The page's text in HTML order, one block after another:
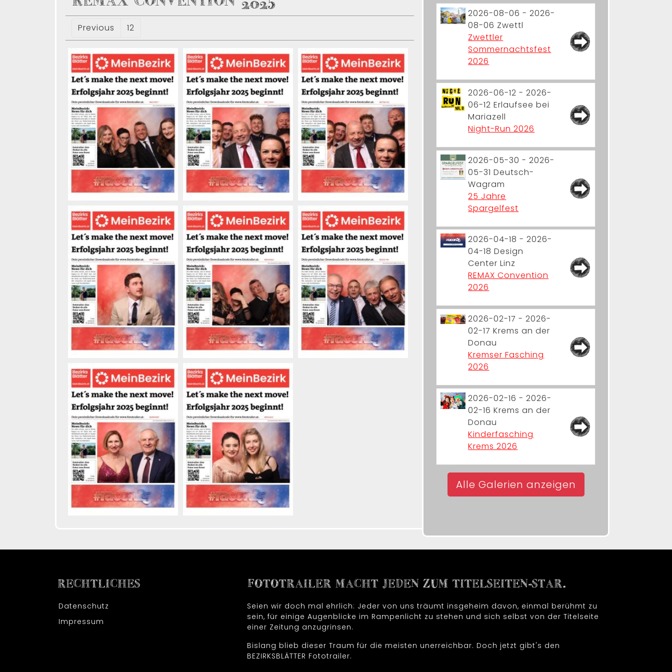
Previous 12
2026-08-06 - 2026-
08-06 Zwettl
Zwettler
Sommernachtsfest
2026
2026-06-12 - 2026-
06-12 Erlaufsee bei
Mariazell
Night-Run 2026
2026-05-30 - 2026-
05-31 Deutsch-
Wagram
25 Jahre
Spargelfest
2026-04-18 - 2026-
04-18 Design
Center Linz
REMAX Convention
2026
2026-02-17 - 2026-
02-17 Krems an der
Donau
Kremser Fasching
2026
2026-02-16 - 2026-
02-16 Krems an der
Donau
Kinderfasching
Krems 2026
Alle Galerien anzeigen
RECHTLICHES
Datenschutz
Impressum
FOTOTRAILER MACHT JEDEN ZUM TITELSEITEN-STAR.
Seien wir doch mal ehrlich: Jeder von uns träumt insgeheim davon, einmal berühmt zu
sein, für einige Augenblicke im Rampenlicht zu stehen und sich selbst von der Titelseite
einer Zeitung anzugrinsen.
Bislang blieb dieser Traum für die meisten unerreichbar. Doch jetzt gibt's den
BEZIRKSBLÄTTER Fototrailer.